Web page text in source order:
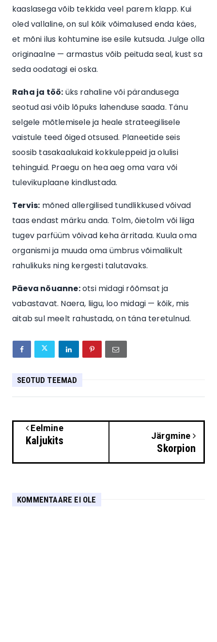
kaaslasega võib tekkida veel parem klapp. Kui
oled vallaline, on sul kõik võimalused enda käes,
et mõni ilus kohtumine ise esile kutsuda. Julge olla
originaalne — armastus võib peituda seal, kust sa
seda oodatagi ei oska.
Raha ja töö: üks rahaline või pärandusega
seotud asi võib lõpuks lahenduse saada. Tänu
selgele mõtlemisele ja heale strateegilisele
vaistule teed õiged otsused. Planeetide seis
soosib tasakaalukaid kokkuleppeid ja olulisi
tehinguid. Praegu on hea aeg oma vara või
tulevikuplaane kindlustada.
Tervis: mõned allergilised tundlikkused võivad
taas endast märku anda. Tolm, õietolm või liiga
tugev parfüüm võivad keha ärritada. Kuula oma
organismi ja muuda oma ümbrus võimalikult
rahulikuks ning kergesti talutavaks.
Päeva nõuanne:otsi midagi rõõmsat ja
vabastavat. Naera, liigu, loo midagi — kõik, mis
aitab sul meelt rahustada, on täna teretulnud.
SEOTUD TEEMAD
Eelmine
Kaljukits Järgmine
Skorpion
KOMMENTAARE EI OLE